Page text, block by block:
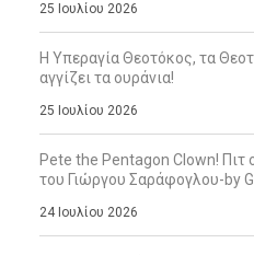
25 Ιουλίου 2026
Η Υπεραγία Θεοτόκος, τα
αγγίζει τα ουράνια!
25 Ιουλίου 2026
Pete the Pentagon Clown! Πιτ
του Γιώργου Σαράφογλου-by
24 Ιουλίου 2026